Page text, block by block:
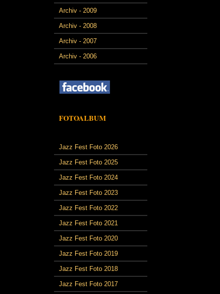
Archiv - 2009
Archiv - 2008
Archiv - 2007
Archiv - 2006
FOTOALBUM
Jazz Fest Foto 2026
Jazz Fest Foto 2025
Jazz Fest Foto 2024
Jazz Fest Foto 2023
Jazz Fest Foto 2022
Jazz Fest Foto 2021
Jazz Fest Foto 2020
Jazz Fest Foto 2019
Jazz Fest Foto 2018
Jazz Fest Foto 2017